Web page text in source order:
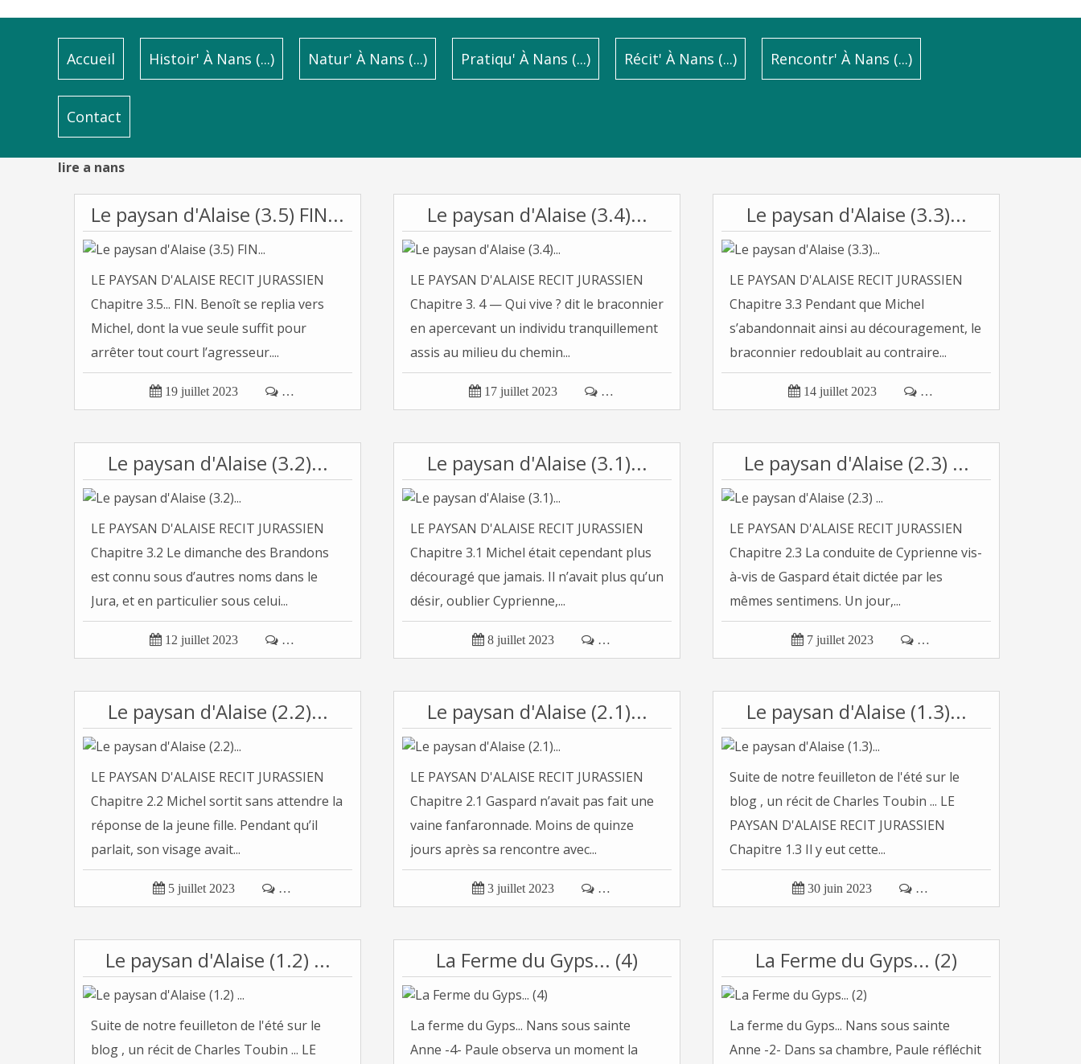
Accueil Histoir' À Nans (...) Natur' À Nans (...) Pratiqu' À Nans (...) Récit' À Nans (...) Rencontr' À Nans (...)
Contact
lire a nans
Le paysan d'Alaise (3.5) FIN...
LE PAYSAN D'ALAISE RECIT JURASSIEN
Chapitre 3.5... FIN. Benoît se replia vers
Michel, dont la vue seule suffit pour
arrêter tout court l’agresseur....
 19 juillet 2023  …
Le paysan d'Alaise (3.4)...
LE PAYSAN D'ALAISE RECIT JURASSIEN
Chapitre 3. 4 — Qui vive ? dit le braconnier
en apercevant un individu tranquillement
assis au milieu du chemin...
 17 juillet 2023  …
Le paysan d'Alaise (3.3)...
LE PAYSAN D'ALAISE RECIT JURASSIEN
Chapitre 3.3 Pendant que Michel
s’abandonnait ainsi au découragement, le
braconnier redoublait au contraire...
 14 juillet 2023  …
Le paysan d'Alaise (3.2)...
LE PAYSAN D'ALAISE RECIT JURASSIEN
Chapitre 3.2 Le dimanche des Brandons
est connu sous d’autres noms dans le
Jura, et en particulier sous celui...
 12 juillet 2023  …
Le paysan d'Alaise (3.1)...
LE PAYSAN D'ALAISE RECIT JURASSIEN
Chapitre 3.1 Michel était cependant plus
découragé que jamais. Il n’avait plus qu’un
désir, oublier Cyprienne,...
 8 juillet 2023  …
Le paysan d'Alaise (2.3) ...
LE PAYSAN D'ALAISE RECIT JURASSIEN
Chapitre 2.3 La conduite de Cyprienne vis-
à-vis de Gaspard était dictée par les
mêmes sentimens. Un jour,...
 7 juillet 2023  …
Le paysan d'Alaise (2.2)...
LE PAYSAN D'ALAISE RECIT JURASSIEN
Chapitre 2.2 Michel sortit sans attendre la
réponse de la jeune fille. Pendant qu’il
parlait, son visage avait...
 5 juillet 2023  …
Le paysan d'Alaise (2.1)...
LE PAYSAN D'ALAISE RECIT JURASSIEN
Chapitre 2.1 Gaspard n’avait pas fait une
vaine fanfaronnade. Moins de quinze
jours après sa rencontre avec...
 3 juillet 2023  …
Le paysan d'Alaise (1.3)...
Suite de notre feuilleton de l'été sur le
blog , un récit de Charles Toubin ... LE
PAYSAN D'ALAISE RECIT JURASSIEN
Chapitre 1.3 Il y eut cette...
 30 juin 2023  …
Le paysan d'Alaise (1.2) ...
Suite de notre feuilleton de l'été sur le
blog , un récit de Charles Toubin ... LE
La Ferme du Gyps... (4)
La ferme du Gyps... Nans sous sainte
Anne -4- Paule observa un moment la
La Ferme du Gyps... (2)
La ferme du Gyps... Nans sous sainte
Anne -2- Dans sa chambre, Paule réfléchit